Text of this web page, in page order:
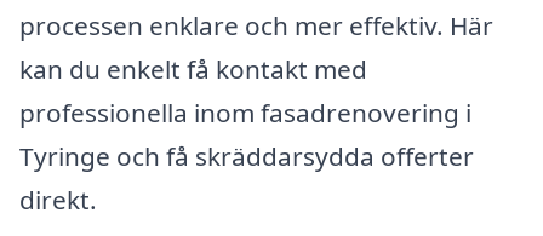
processen enklare och mer effektiv. Här
kan du enkelt få kontakt med
professionella inom fasadrenovering i
Tyringe och få skräddarsydda offerter
direkt.